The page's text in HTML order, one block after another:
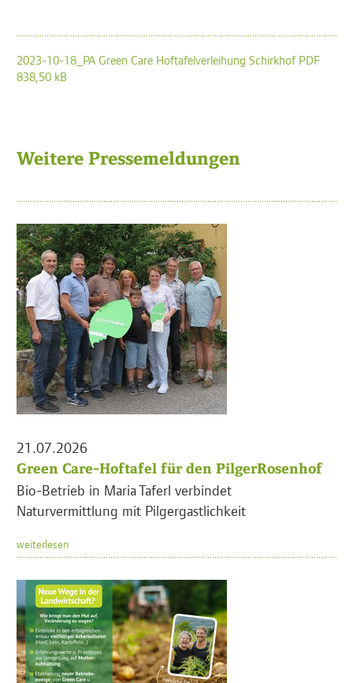
2023-10-18_PA Green Care Hoftafelverleihung Schirkhof PDF
838,50 kB
Weitere Pressemeldungen
21.07.2026
Green Care-Hoftafel für den PilgerRosenhof
Bio-Betrieb in Maria Taferl verbindet
Naturvermittlung mit Pilgergastlichkeit
weiterlesen